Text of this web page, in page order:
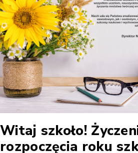
Witaj szkoło!
rozpoczęcia roku